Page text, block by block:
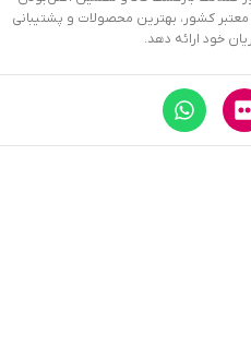
کشور، بهترین محصولات و پشتیبانی
خود ارائه دهد.